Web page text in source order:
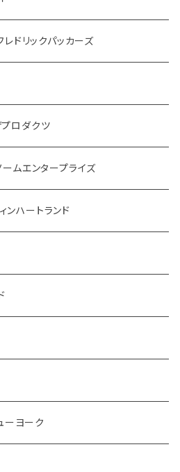
ドリックパッカーズ
ロダクツ
ムエンタープライズ
ハートランド
ーヨーク